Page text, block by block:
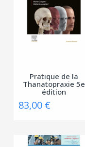
Pratique de la
Thanatopraxie 5e
édition
83,00 €